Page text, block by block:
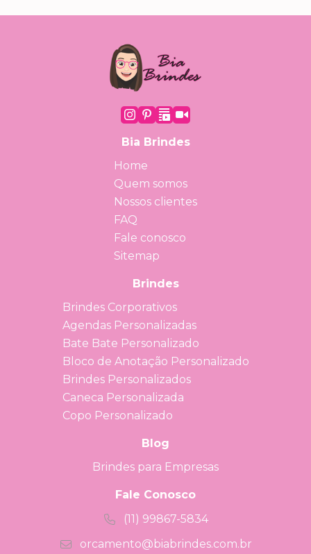
Bia Brindes
Home
Quem somos
Nossos clientes
FAQ
Fale conosco
Sitemap
Brindes
Brindes Corporativos
Agendas Personalizadas
Bate Bate Personalizado
Bloco de Anotação Personalizado
Brindes Personalizados
Caneca Personalizada
Copo Personalizado
Blog
Brindes para Empresas
Fale Conosco
(11) 99867-5834
orcamento@biabrindes.com.br